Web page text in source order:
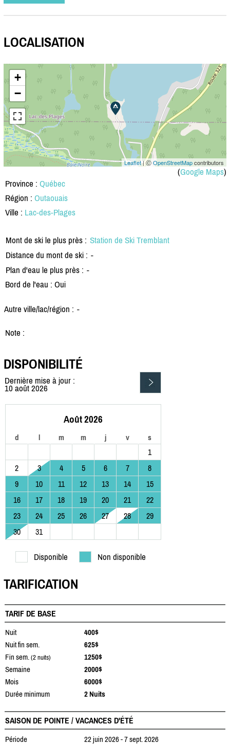
LOCALISATION
+
−
Leaflet| ⒸOpenStreetMapcontributors
(Google Maps)
Province : Québec
Région : Outaouais
Ville : Lac-des-Plages
Mont de ski le plus près : Station de Ski Tremblant
Distance du mont de ski : -
Plan d'eau le plus près : -
Bord de l'eau : Oui
Autre ville/lac/région : -
Note :
DISPONIBILITÉ
Dernière mise à jour :
10 août 2026
Août 2026
d l m m j v s
1
2
3 4 5 6 7
8
9
10 11 12 13 14
15
16
17 18 19 20 21
22
23
24 25 26 27 28
29
30
31
Disponible Non disponible
TARIFICATION
TARIF DE BASE
Nuit
400$
Nuit fin sem.
625$
Fin sem. (2 nuits)
1250$
Semaine
2000$
Mois
6000$
Durée minimum
2 Nuits
SAISON DE POINTE / VACANCES D'ÉTÉ
Période
22 juin 2026 - 7 sept. 2026